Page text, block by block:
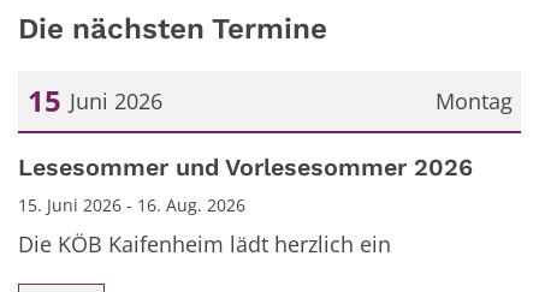
Die nächsten Termine
Montag
15 Juni 2026
Datum: 15. Juni 2026
Lesesommer und Vorlesesommer 2026
15. Juni 2026 - 16. Aug. 2026
Die KÖB Kaifenheim lädt herzlich ein